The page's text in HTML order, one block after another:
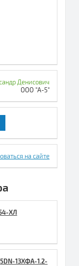
Денисович
ООО "А-5"
на сайте
ХЛ
13ХФА-1.2-